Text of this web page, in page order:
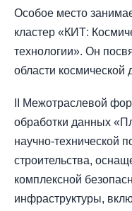
Особое место
кластер «КИТ:
технологии». Он
области космической
II Межотраслевой
обработки данных
научно-технической
строительства,
комплексной
инфраструктуры,